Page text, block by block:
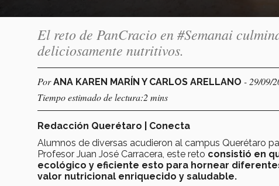
El reto de PanCracio en #Semanai
deliciosamente nutritivos.
PorANA KAREN MARÍN Y CARLOS ARELLANO - 29/09/
Tiempo estimado de lectura:2 mins
Redacción Querétaro | Conecta
Alumnos de diversas acudieron al campus Querétaro
Profesor Juan José Carracera, este reto consistió en
ecológico y eficiente esto para hornear
valor nutricional enriquecido y saludable.